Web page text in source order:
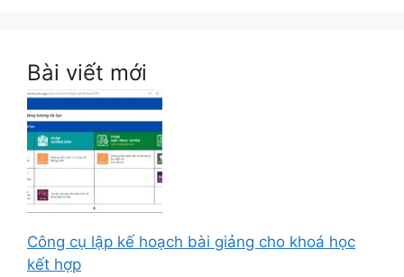
Bài viết mới
Công cụ lập kế hoạch bài giảng cho khoá học
kết hợp